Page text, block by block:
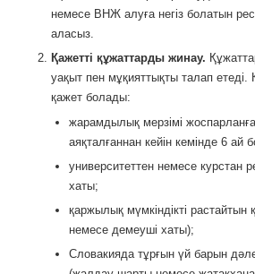
немесе ВНЖ алуға негіз болатын
аласыз.
Қажетті құжаттарды жинау.
уақыт пен мұқияттықты талап етеді.
қажет болады:
жарамдылық мерзімі
аяқталғаннан кейін кемінде 6 ай
университеттен немесе курстан
хаты;
қаржылық мүмкіндікті растайтын
немесе демеуші хаты);
Словакияда тұрғын үй барын